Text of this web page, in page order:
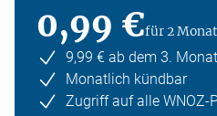
0,99 €für 2
9,99 € ab dem 3. Monat
Monatlich kündbar
Zugriff auf alle WNOZ-